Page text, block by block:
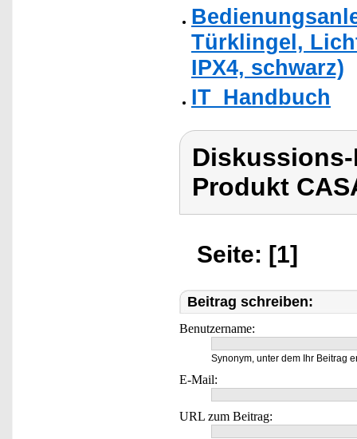
Türklingel,
IPX4, schwarz)
IT_Handbuch
Produkt
Seite: [1]
Beitrag schreiben:
Benutzername:
Synonym, unter dem Ihr Beitrag
E-Mail:
URL zum Beitrag: